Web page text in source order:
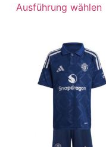
Ausführung wählen